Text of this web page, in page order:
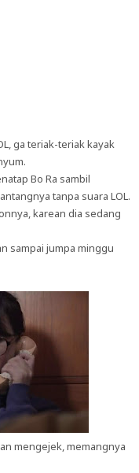
ga teriak-teriak kayak
Bo Ra sambil
tanpa suara LOL.
karean dia sedang
sampai jumpa minggu
mengejek, memangnya